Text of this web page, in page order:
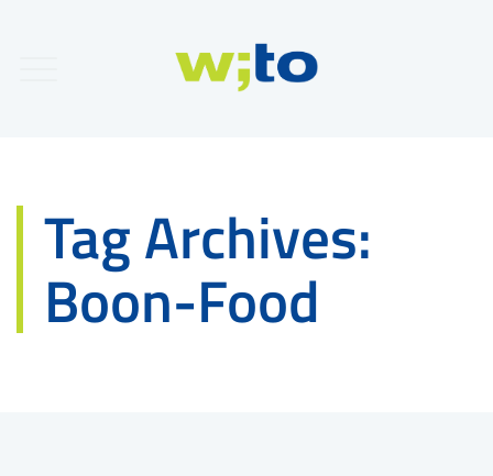
Tag Archives:
Boon-Food